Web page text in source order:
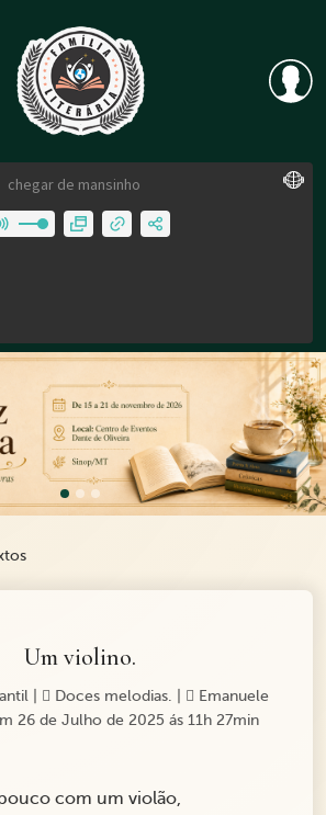
Um violino.
| Doces melodias.
Emanuele
26 de Julho de 2025 ás 11h 27min
com um violão,